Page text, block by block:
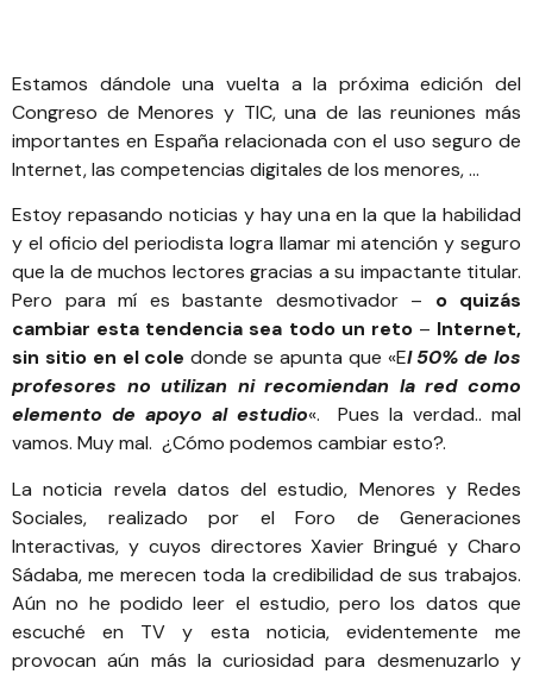
Estamos dándole una vuelta a la próxima edición del
Congreso de Menores y TIC, una de las reuniones más
importantes en España relacionada con el uso seguro de
Internet, las competencias digitales de los menores, …
Estoy repasando noticias y hay una en la que la habilidad
y el oficio del periodista logra llamar mi atención y seguro
que la de muchos lectores gracias a su impactante titular.
Pero para mí es bastante desmotivador – o quizás
cambiar esta tendencia sea todo un reto– Internet,
sin sitio en el cole donde se apunta que «El 50% de los
profesores no utilizan ni recomiendan la red como
elemento de apoyo al estudio«. Pues la verdad.. mal
vamos. Muy mal. ¿Cómo podemos cambiar esto?.
La noticia revela datos del estudio, Menores y Redes
Sociales, realizado por el Foro de Generaciones
Interactivas, y cuyos directoresXavier Bringué yCharo
Sádaba, me merecen toda la credibilidad de sus trabajos.
Aún no he podido leer el estudio, pero los datos que
escuché en TV y esta noticia, evidentemente me
provocan aún más la curiosidad para desmenuzarlo y